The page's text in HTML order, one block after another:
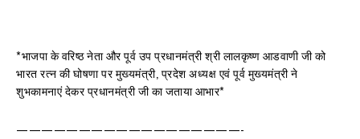
*भाजपा के वरिष्ठ नेता और पूर्व उप प्रधानमंत्री श्री लालकृष्ण आडवाणी जी को
भारत रत्न की घोषणा पर मुख्यमंत्री, प्रदेश अध्यक्ष एवं पूर्व मुख्यमंत्री ने
शुभकामनाएं देकर प्रधानमंत्री जी का जताया आभार*
——————————————————-